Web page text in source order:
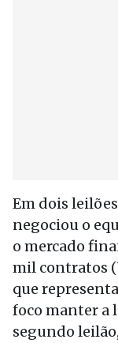
Em dois
negociou o
o mercado
mil contratos
que
foco manter a
segundo